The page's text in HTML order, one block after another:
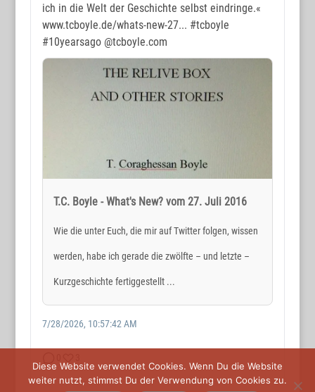
ich in die Welt der Geschichte selbst eindringe.«
www.tcboyle.de/whats-new-27... #tcboyle
#10yearsago@tcboyle.com
T.C. Boyle - What's New? vom 27. Juli 2016
Wie die unter Euch, die mir auf Twitter folgen, wissen
werden, habe ich gerade die zwölfte – und letzte –
Kurzgeschichte fertiggestellt ...
7/28/2026, 10:57:42 AM
KONTAKT
www.wortmax.net
Holger Reichard
SOCIAL MEDIA
Diese Website verwendet Cookies. Wenn Du die Website
weiter nutzt, stimmst Du der Verwendung von Cookies zu.